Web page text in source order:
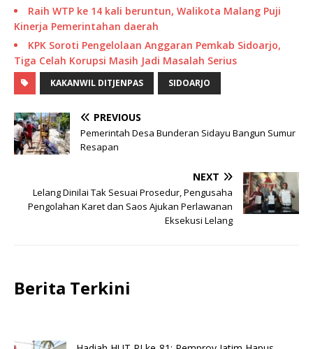
Raih WTP ke 14 kali beruntun, Walikota Malang Puji
Kinerja Pemerintahan daerah
KPK Soroti Pengelolaan Anggaran Pemkab Sidoarjo,
Tiga Celah Korupsi Masih Jadi Masalah Serius
KAKANWIL DITJENPAS SIDOARJO
PREVIOUS
Pemerintah Desa Bunderan Sidayu Bangun Sumur
Resapan
NEXT
Lelang Dinilai Tak Sesuai Prosedur, Pengusaha
Pengolahan Karet dan Saos Ajukan Perlawanan
Eksekusi Lelang
Berita Terkini